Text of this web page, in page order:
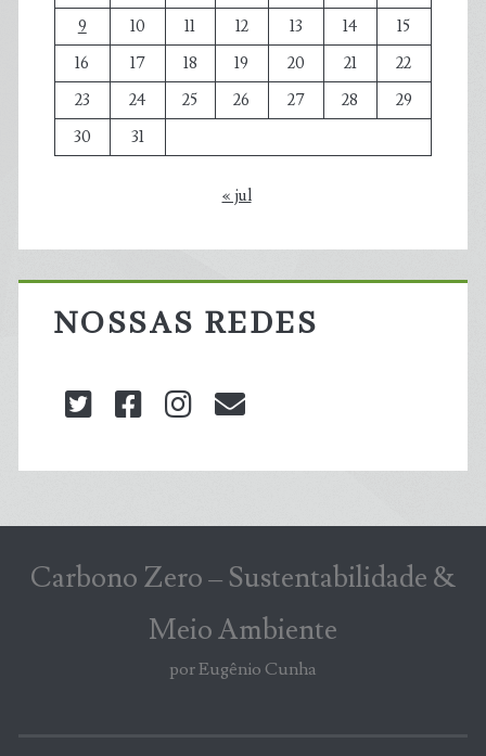
9
10 11 12 13 14
15
16
17 18 19 20 21
22
23
24 25 26 27 28
29
30
31
« jul
NOSSAS REDES
twitterfacebookinstagram
Carbono Zero – Sustentabilidade &
Meio Ambiente
por Eugênio Cunha